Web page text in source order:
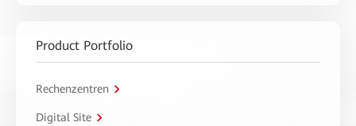
Product Portfolio
Rechenzentren
Digital Site